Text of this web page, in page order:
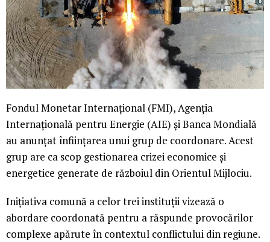
Fondul Monetar Internațional (FMI), Agenția
Internațională pentru Energie (AIE) și Banca Mondială
au anunțat înființarea unui grup de coordonare. Acest
grup are ca scop gestionarea crizei economice și
energetice generate de războiul din Orientul Mijlociu.
Inițiativa comună a celor trei instituții vizează o
abordare coordonată pentru a răspunde provocărilor
complexe apărute în contextul conflictului din regiune.